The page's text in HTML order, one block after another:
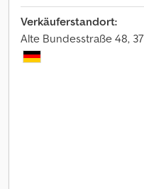
Verkäuferstandort:
Alte Bundesstraße 48,